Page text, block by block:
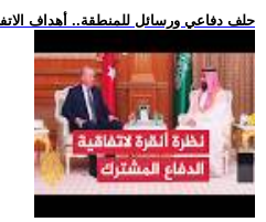
.. حلف دفاعي ورسائل للمنطقة.. أهداف